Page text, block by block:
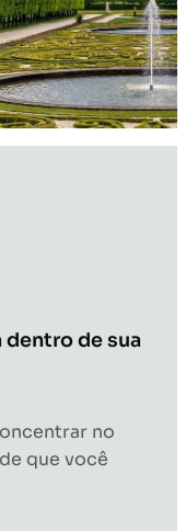
dentro de sua
no
que você